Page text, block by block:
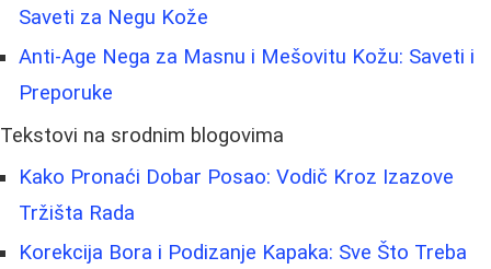
Saveti za Negu Kože
Anti-Age Nega za Masnu i Mešovitu Kožu: Saveti i
Preporuke
Tekstovi na srodnim blogovima
Kako Pronaći Dobar Posao: Vodič Kroz Izazove
Tržišta Rada
Korekcija Bora i Podizanje Kapaka: Sve Što Treba